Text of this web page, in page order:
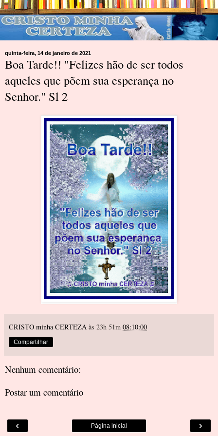
quinta-feira, 14 de janeiro de 2021
Boa Tarde!! "Felizes hão de ser todos
aqueles que põem sua esperança no
Senhor." Sl 2
CRISTO minha CERTEZA às 23h 51m 08:10:00
Compartilhar
Nenhum comentário:
Postar um comentário
‹ ›
Página inicial